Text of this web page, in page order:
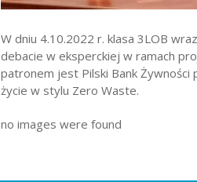
W dniu 4.10.2022 r. klasa 3LOB
debacie w eksperckiej w ramach
patronem jest Pilski Bank Żywności
życie w stylu Zero Waste.
no images were found